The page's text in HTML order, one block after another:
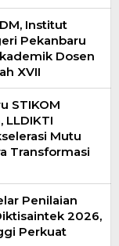
Institut
Pekanbaru
Dosen
XVII
STIKOM
LLDIKTI
Mutu
Transformasi
Penilaian
2026,
Perkuat